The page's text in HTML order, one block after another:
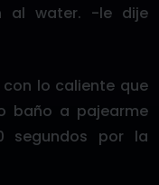
al water. -le dije
lo caliente que
baño a pajearme
segundos por la